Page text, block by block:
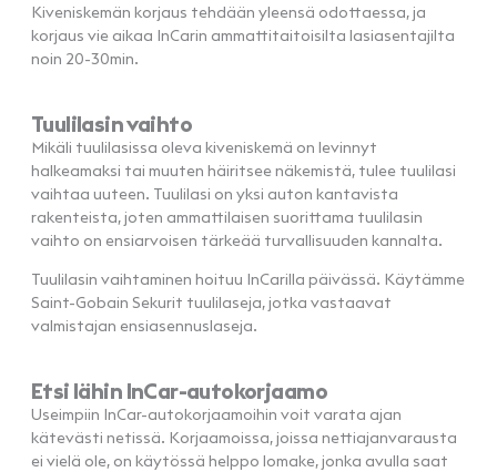
Kiveniskemän korjaus tehdään yleensä odottaessa, ja
korjaus vie aikaa InCarin ammattitaitoisilta lasiasentajilta
noin 20-30min.
Tuulilasin vaihto
Mikäli tuulilasissa oleva kiveniskemä on levinnyt
halkeamaksi tai muuten häiritsee näkemistä, tulee tuulilasi
vaihtaa uuteen. Tuulilasi on yksi auton kantavista
rakenteista, joten ammattilaisen suorittama tuulilasin
vaihto on ensiarvoisen tärkeää turvallisuuden kannalta.
Tuulilasin vaihtaminen hoituu InCarilla päivässä. Käytämme
Saint-Gobain Sekurit tuulilaseja, jotka vastaavat
valmistajan ensiasennuslaseja.
Etsi lähin InCar-autokorjaamo
Useimpiin InCar-autokorjaamoihin voit varata ajan
kätevästi netissä. Korjaamoissa, joissa nettiajanvarausta
ei vielä ole, on käytössä helppo lomake, jonka avulla saat